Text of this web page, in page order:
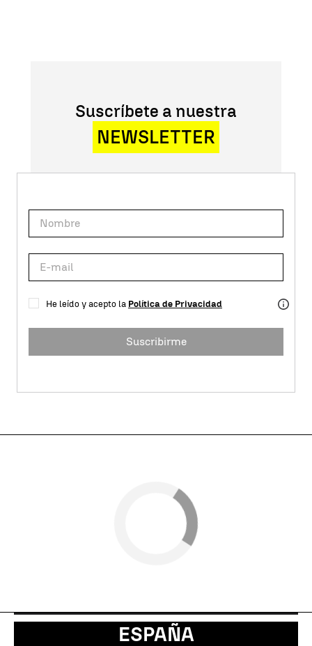
Suscríbete a nuestra
NEWSLETTER
He leído y acepto la Política de Privacidad
Suscribirme
ESPAÑA